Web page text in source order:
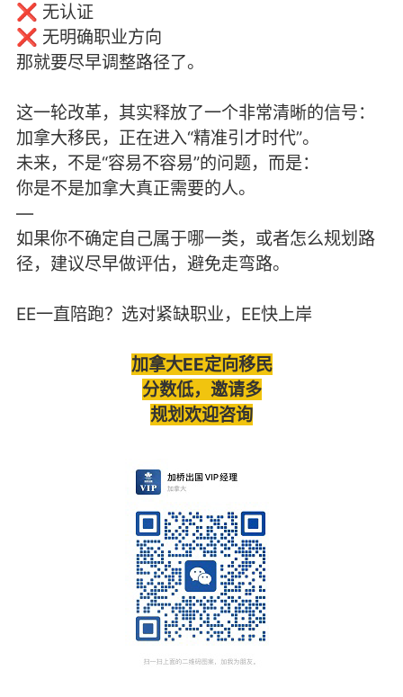
❌ 无认证
❌ 无明确职业方向
那就要尽早调整路径了。
这一轮改革，其实释放了一个非常清晰的信号：
加拿大移民，正在进入“精准引才时代”。
未来，不是“容易不容易”的问题，而是：
你是不是加拿大真正需要的人。
—
如果你不确定自己属于哪一类，或者怎么规划路
径，建议尽早做评估，避免走弯路。
EE一直陪跑？选对紧缺职业，EE快上岸
加拿大EE定向移民
分数低，邀请多
规划欢迎咨询